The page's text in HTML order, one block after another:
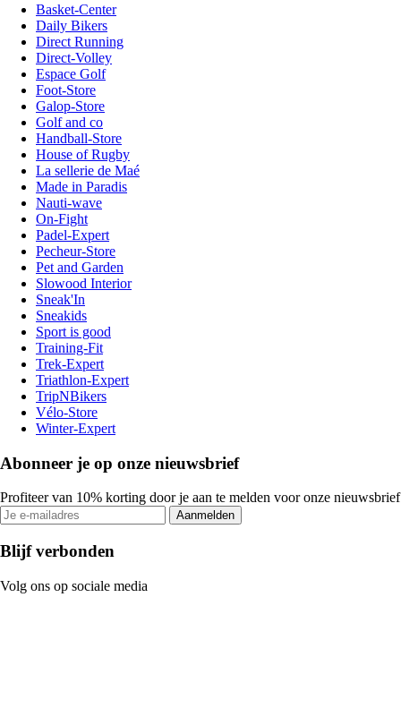
Basket-Center
Daily Bikers
Direct Running
Direct-Volley
Espace Golf
Foot-Store
Galop-Store
Golf and co
Handball-Store
House of Rugby
La sellerie de Maé
Made in Paradis
Nauti-wave
On-Fight
Padel-Expert
Pecheur-Store
Pet and Garden
Slowood Interior
Sneak'In
Sneakids
Sport is good
Training-Fit
Trek-Expert
Triathlon-Expert
TripNBikers
Vélo-Store
Winter-Expert
Abonneer je op onze nieuwsbrief
Profiteer van 10% korting door je aan te melden voor onze nieuwsbrief
Aanmelden
Blijf verbonden
Volg ons op sociale media